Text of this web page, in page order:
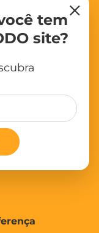
×
tem
site?
aplicação
para madeira,
antes da